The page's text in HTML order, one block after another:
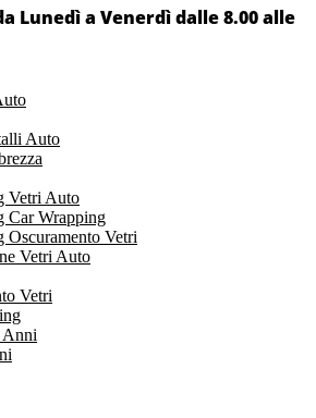
Lunedì a Venerdì dalle 8.00 alle
Auto
Vetri Auto
Car Wrapping
Oscuramento Vetri
Vetri Auto
Vetri
Anni